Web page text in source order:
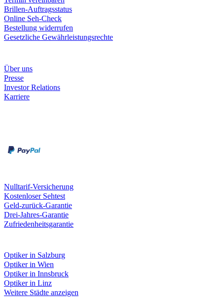
Brillen-Auftragsstatus
Online Seh-Check
Bestellung widerrufen
Gesetzliche Gewährleistungsrechte
Über uns
Presse
Investor Relations
Karriere
Nulltarif-Versicherung
Kostenloser Sehtest
Geld-zurück-Garantie
Drei-Jahres-Garantie
Zufriedenheitsgarantie
Optiker in Salzburg
Optiker in Wien
Optiker in Innsbruck
Optiker in Linz
Weitere Städte anzeigen